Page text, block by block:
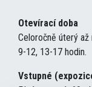
Otevírací doba
Celoročně úterý až
9-12, 13-17 hodin.
Vstupné